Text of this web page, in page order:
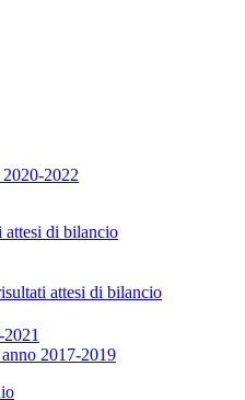
2022
attesi di bilancio
attesi di bilancio
2017-2019